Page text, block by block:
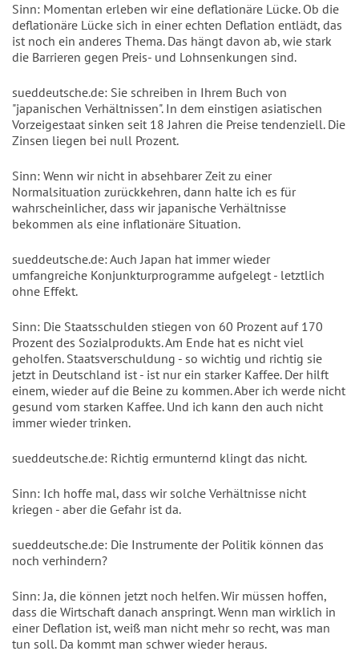
Sinn: Momentan erleben wir eine deflationäre Lücke. Ob die
deflationäre Lücke sich in einer echten Deflation entlädt, das
ist noch ein anderes Thema. Das hängt davon ab, wie stark
die Barrieren gegen Preis- und Lohnsenkungen sind.
sueddeutsche.de: Sie schreiben in Ihrem Buch von
"japanischen Verhältnissen". In dem einstigen asiatischen
Vorzeigestaat sinken seit 18 Jahren die Preise tendenziell. Die
Zinsen liegen bei null Prozent.
Sinn: Wenn wir nicht in absehbarer Zeit zu einer
Normalsituation zurückkehren, dann halte ich es für
wahrscheinlicher, dass wir japanische Verhältnisse
bekommen als eine inflationäre Situation.
sueddeutsche.de: Auch Japan hat immer wieder
umfangreiche Konjunkturprogramme aufgelegt - letztlich
ohne Effekt.
Sinn: Die Staatsschulden stiegen von 60 Prozent auf 170
Prozent des Sozialprodukts. Am Ende hat es nicht viel
geholfen. Staatsverschuldung - so wichtig und richtig sie
jetzt in Deutschland ist - ist nur ein starker Kaffee. Der hilft
einem, wieder auf die Beine zu kommen. Aber ich werde nicht
gesund vom starken Kaffee. Und ich kann den auch nicht
immer wieder trinken.
sueddeutsche.de: Richtig ermunternd klingt das nicht.
Sinn: Ich hoffe mal, dass wir solche Verhältnisse nicht
kriegen - aber die Gefahr ist da.
sueddeutsche.de: Die Instrumente der Politik können das
noch verhindern?
Sinn: Ja, die können jetzt noch helfen. Wir müssen hoffen,
dass die Wirtschaft danach anspringt. Wenn man wirklich in
einer Deflation ist, weiß man nicht mehr so recht, was man
tun soll. Da kommt man schwer wieder heraus.